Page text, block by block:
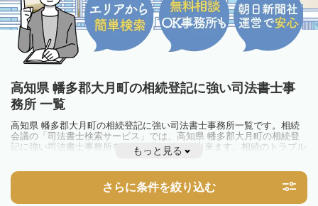
高知県 幡多郡大月町の相続登記に強い司法書士事
務所 一覧
高知県 幡多郡大月町の相続登記に強い司法書士事務所一覧です。相続
会議の「司法書士検索サービス」では、高知県 幡多郡大月町の相続登
記に強い司法書士事務所を一覧で見ることが出来ます。相続のトラブル
やお悩みを抱えている方は一度近隣の司法書士に相談してみましょう。
不動産を相続した場合、相続を知った日から3年以内に登記しないと、
10万円以下の過料が科せられるため、速やかな手続きが必要です。義務
化前の相続も対象となるため注意しましょう。
もっと見る
さらに条件を絞り込む